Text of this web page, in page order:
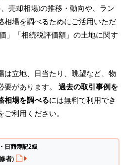
売却相場)の推移・動向や、ラン
相場を調べるためにご活用いただ
価」「相続税評価額」の土地に関す
は立地、日当たり、眺望など、物
があります。 過去の取引事例を
相場を調べるには無料で利用でき
ご利用ください。
日商簿記2級
者)